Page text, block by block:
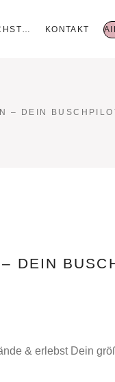
KONTAKT
– DEIN
DEIN
& erlebst Dein